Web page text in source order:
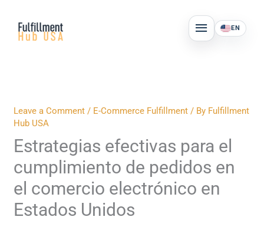
content
MAIN
MENU
EN
Leave a Comment / E-Commerce Fulfillment / By Fulfillment
Hub USA
Estrategias efectivas para el
cumplimiento de pedidos en
el comercio electrónico en
Estados Unidos